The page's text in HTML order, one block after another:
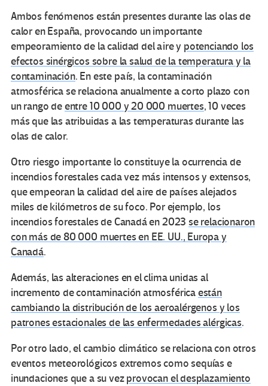
Ambos fenómenos están presentes durante las olas de
calor en España, provocando un importante
empeoramiento de la calidad del aire y potenciando los
efectos sinérgicos sobre la salud de la temperatura y la
contaminación. En este país, la contaminación
atmosférica se relaciona anualmente a corto plazo con
un rango deentre 10 000 y 20 000 muertes, 10 veces
más que las atribuidas a las temperaturas durante las
olas de calor.
Otro riesgo importante lo constituye la ocurrencia de
incendios forestales cada vez más intensos y extensos,
que empeoran la calidad del aire de países alejados
miles de kilómetros de su foco. Por ejemplo, los
incendios forestales de Canadá en 2023 se relacionaron
con más de 80 000 muertes en EE. UU., Europa y
Canadá.
Además, las alteraciones en el clima unidas al
incremento de contaminación atmosféricaestán
cambiando la distribución de los aeroalérgenos y los
patrones estacionales de las enfermedades alérgicas.
Por otro lado, el cambio climático se relaciona con otros
eventos meteorológicos extremos como sequías e
inundaciones que a su vezprovocan el desplazamiento